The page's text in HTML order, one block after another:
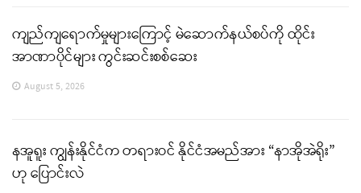
ကျည်ကျရောက်မှုများကြောင့် မဲဆောက်နယ်စပ်ကို ထိုင်း
အာဏာပိုင်များ ကွင်းဆင်းစစ်ဆေး
August 5, 2026
နအူရူး ကျွန်းနိုင်ငံက တရားဝင် နိုင်ငံအမည်အား “နာအိုအဲရိုး”
ဟု ပြောင်းလဲ